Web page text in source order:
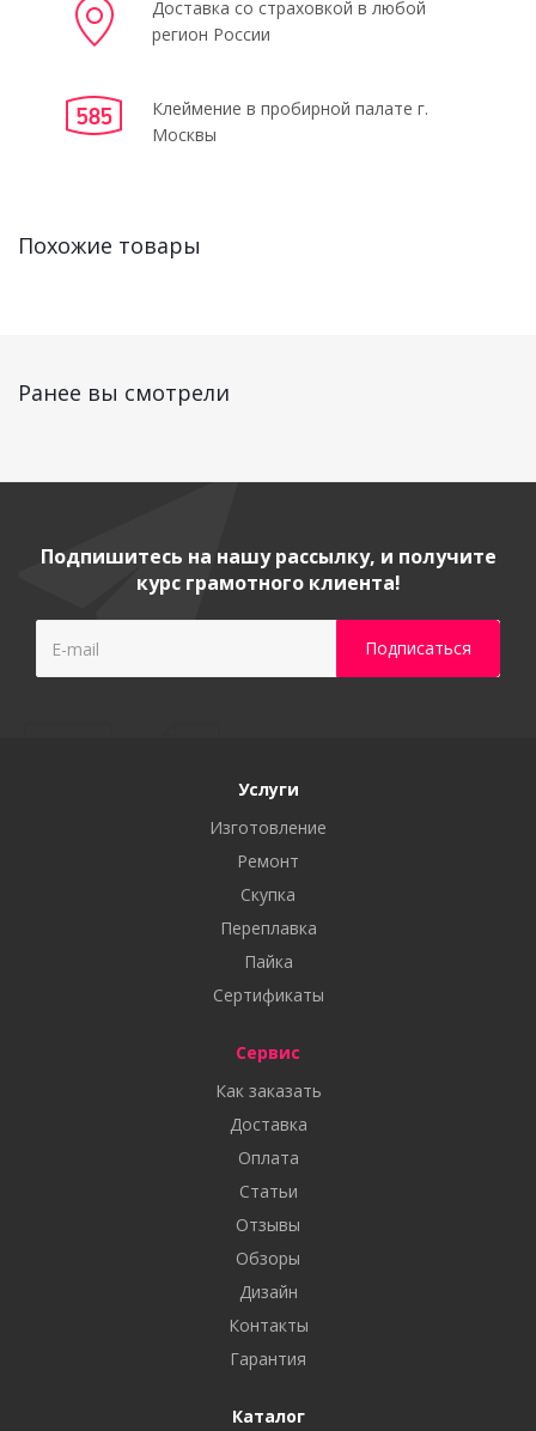
Доставка со страховкой в любой
регион России
Клеймение в пробирной палате г.
Москвы
Похожие товары
Ранее вы смотрели
Подпишитесь на нашу рассылку, и получите
курс грамотного клиента!
Услуги
Изготовление
Ремонт
Скупка
Переплавка
Пайка
Сертификаты
Сервис
Как заказать
Доставка
Оплата
Статьи
Отзывы
Обзоры
Дизайн
Контакты
Гарантия
Каталог